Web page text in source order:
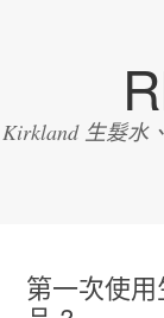
Kirkland 生髮水
第一次使